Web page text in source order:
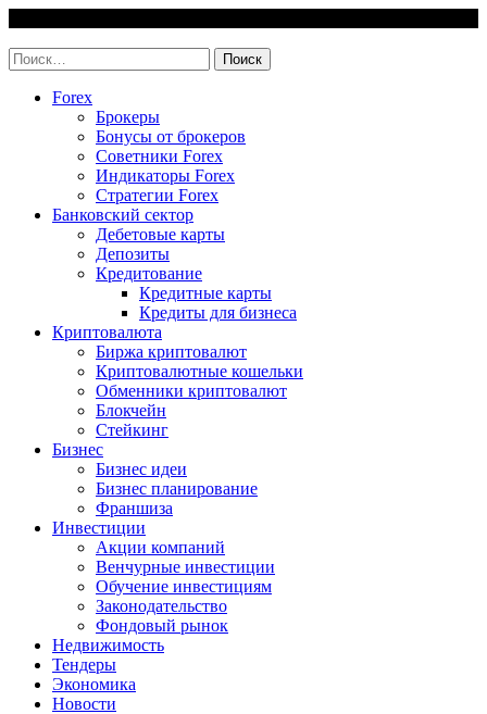
content
Найти:
Forex
Брокеры
Бонусы от брокеров
Советники Forex
Индикаторы Forex
Стратегии Forex
Банковский сектор
Дебетовые карты
Депозиты
Кредитование
Кредитные карты
Кредиты для бизнеса
Криптовалюта
Биржа криптовалют
Криптовалютные кошельки
Обменники криптовалют
Блокчейн
Стейкинг
Бизнес
Бизнес идеи
Бизнес планирование
Франшиза
Инвестиции
Акции компаний
Венчурные инвестиции
Обучение инвестициям
Законодательство
Фондовый рынок
Недвижимость
Тендеры
Экономика
Новости